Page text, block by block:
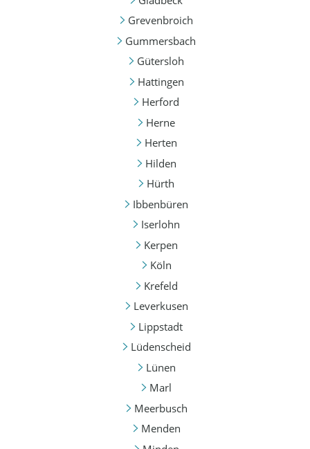
Grevenbroich
Gummersbach
Gütersloh
Hattingen
Herford
Herne
Herten
Hilden
Hürth
Ibbenbüren
Iserlohn
Kerpen
Köln
Krefeld
Leverkusen
Lippstadt
Lüdenscheid
Lünen
Marl
Meerbusch
Menden